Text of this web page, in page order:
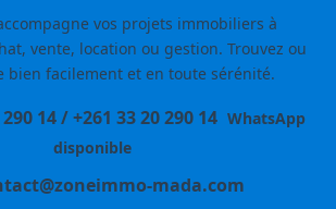
vos projets immobiliers à
vente, location ou gestion. Trouvez ou
bien facilement et en toute sérénité.
14/+261 33 20 290 14 WhatsApp
disponible
mada.com